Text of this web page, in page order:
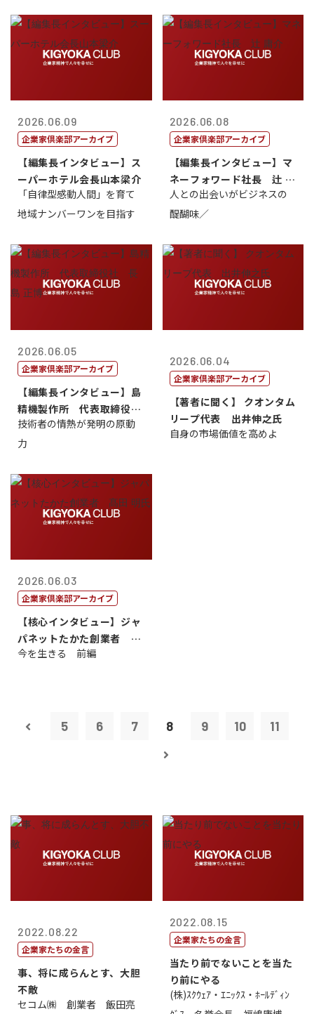
2026.06.09
企業家倶楽部アーカイブ
【編集長インタビュー】ス
ーパーホテル会長山本梁介
「自律型感動人間」を育て
地域ナンバーワンを目指す
2026.06.08
企業家倶楽部アーカイブ
【編集長インタビュー】マ
ネーフォワード社長 辻 庸
介
人との出会いがビジネスの
醍醐味／
2026.06.05
企業家倶楽部アーカイブ
【編集長インタビュー】島
精機製作所 代表取締役
社 長 島 正...
技術者の情熱が発明の原動
力
2026.06.04
企業家倶楽部アーカイブ
【著者に聞く】 クオンタム
リープ代表 出井伸之氏
自身の市場価値を高めよ
2026.06.03
企業家倶楽部アーカイブ
【核心インタビュー】ジャ
パネットたかた創業者 髙
田 明氏
今を生きる 前編
5 6 7 8 9 10 11
2022.08.22
企業家たちの金言
事、将に成らんとす、大胆
不敵
セコム㈱ 創業者 飯田亮
2022.08.15
企業家たちの金言
当たり前でないことを当た
り前にやる
(株)ｽｸｳｪｱ・ｴﾆｯｸｽ・ﾎｰﾙﾃﾞｨﾝ